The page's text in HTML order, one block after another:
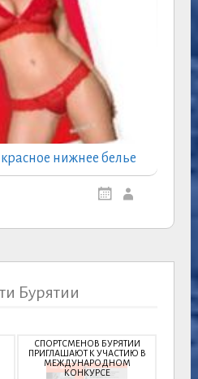
нижнее белье
Бурятии
СПОРТСМЕНОВ БУРЯТИИ
ПРИГЛАШАЮТ К УЧАСТИЮ В
МЕЖДУНАРОДНОМ
КОНКУРСЕ